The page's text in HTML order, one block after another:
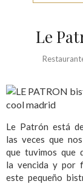
Le
Le Patrón está
las veces que
que tuvimos que
la vencida y por
este pequeño